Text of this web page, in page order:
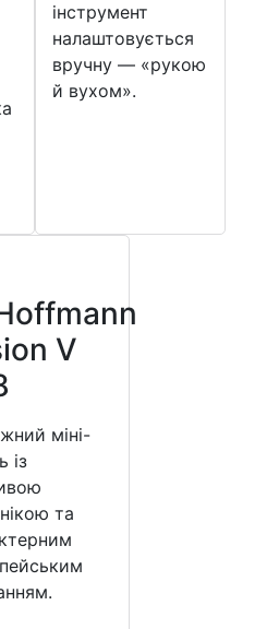
інструмент
налаштовується
вручну — «рукою
й вухом».
V
міні-
із
та